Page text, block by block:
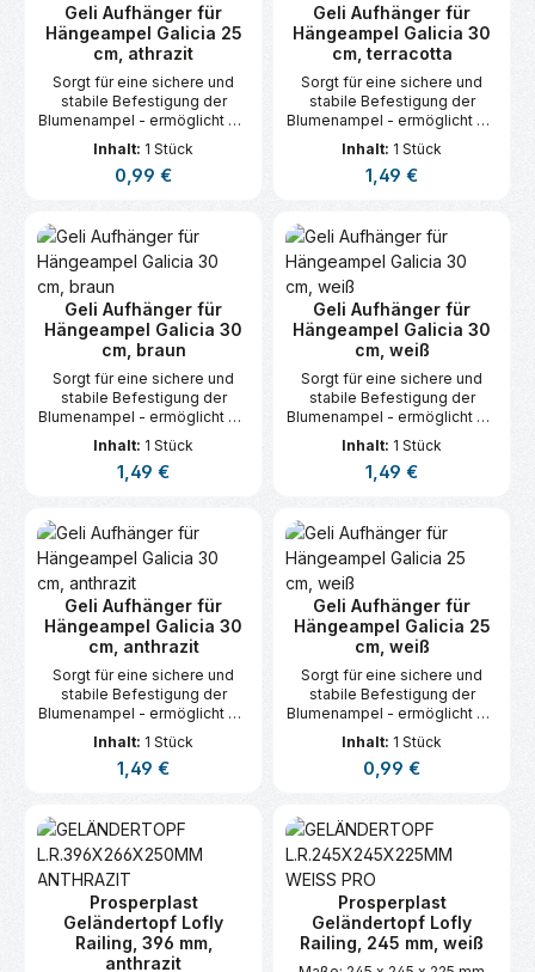
Geli Aufhänger für
Hängeampel Galicia 25
cm, athrazit
Sorgt für eine sichere und
stabile Befestigung der
Blumenampel - ermöglicht ein
Balkon, Terrasse oder im
Garten.
Inhalt: 1 Stück
Regulärer Preis:
0,99 €
Geli Aufhänger für
Hängeampel Galicia 30
cm, terracotta
Sorgt für eine sichere und
stabile Befestigung der
Blumenampel - ermöglicht ein
Balkon, Terrasse oder im
Garten.
Inhalt: 1 Stück
Regulärer Preis:
1,49 €
Geli Aufhänger für
Hängeampel Galicia 30
cm, braun
Sorgt für eine sichere und
stabile Befestigung der
Blumenampel - ermöglicht ein
Balkon, Terrasse oder im
Garten.
Inhalt: 1 Stück
Regulärer Preis:
1,49 €
Geli Aufhänger für
Hängeampel Galicia 30
cm, weiß
Sorgt für eine sichere und
stabile Befestigung der
Blumenampel - ermöglicht ein
Balkon, Terrasse oder im
Garten.
Inhalt: 1 Stück
Regulärer Preis:
1,49 €
Geli Aufhänger für
Hängeampel Galicia 30
cm, anthrazit
Sorgt für eine sichere und
stabile Befestigung der
Blumenampel - ermöglicht ein
Balkon, Terrasse oder im
Garten.
Inhalt: 1 Stück
Regulärer Preis:
1,49 €
Geli Aufhänger für
Hängeampel Galicia 25
cm, weiß
Sorgt für eine sichere und
stabile Befestigung der
Blumenampel - ermöglicht ein
Balkon, Terrasse oder im
Garten.
Inhalt: 1 Stück
Regulärer Preis:
0,99 €
Prosperplast
Geländertopf Lofly
Railing, 396 mm,
anthrazit
Prosperplast
Geländertopf Lofly
Railing, 245 mm, weiß